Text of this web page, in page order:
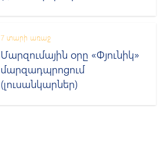
7 տարի առաջ
Մարզումային օրը «Փյունիկ»
մարզադպրոցում
(լուսանկարներ)